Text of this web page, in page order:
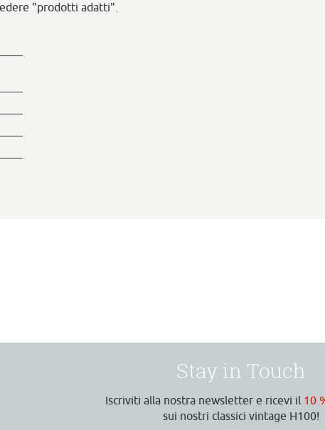
"prodotti adatti".
Stay in Touch
Iscriviti alla nostra newsletter e ricevi il 10
sui nostri classici vintage H100!